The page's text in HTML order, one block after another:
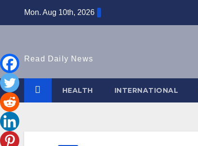
Mon. Aug 10th, 2026
Read Daily News
HEALTH INTERNATIONAL